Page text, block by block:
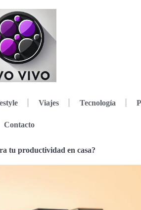
Viajes Tecnología
Contacto
tu productividad en casa?